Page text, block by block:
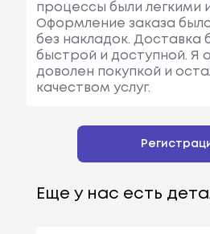
процессы были легкими
Оформление заказа
без накладок. Доставка
быстрой и доступной. Я
доволен покупкой и
качеством услуг.
Еще у нас есть